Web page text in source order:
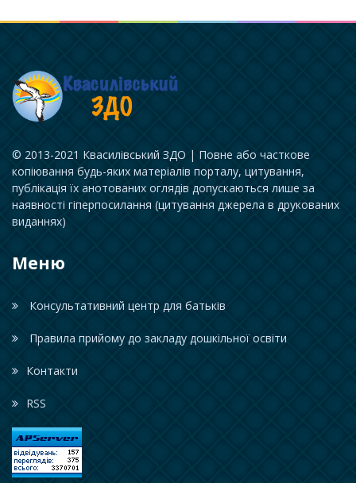
© 2013-2021 Квасилівський ЗДО | Повне або часткове
копіювання будь-яких матеріалів порталу, цитування,
публікація їх анотованих оглядів допускаються лише за
наявності гіперпосилання (цитування джерела в друкованих
виданнях)
Меню
Консультативний центр для батьків
Правила прийому до закладу дошкільної освіти
Контакти
RSS